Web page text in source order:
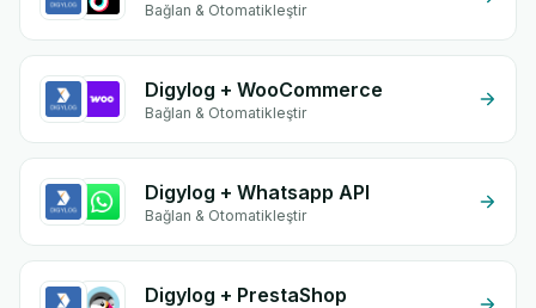
Bağlan & Otomatikleştir
Digylog + WooCommerce
Bağlan & Otomatikleştir
Digylog + Whatsapp API
Bağlan & Otomatikleştir
Digylog + PrestaShop